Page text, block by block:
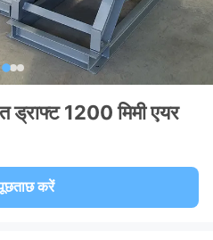
ड्राफ्ट 1200 मिमी एयर
करें